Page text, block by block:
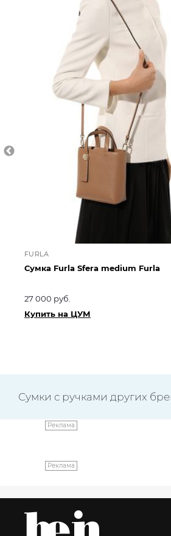
FURLA
Сумка Furla Sfera medium Furla
27 000 руб.
Купить на ЦУМ
Сумки с ручками других
Реклама
Реклама